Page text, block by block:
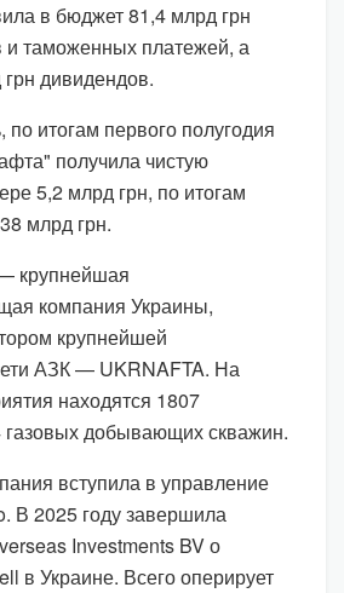
в бюджет 81,4 млрд грн
и таможенных платежей, а
дивидендов.
итогам первого полугодия
получила чистую
5,2 млрд грн, по итогам
млрд грн.
крупнейшая
компания Украины,
крупнейшей
АЗК — UKRNAFTA. На
находятся 1807
добывающих скважин.
вступила в управление
В 2025 году завершила
Investments BV о
в Украине. Всего оперирует